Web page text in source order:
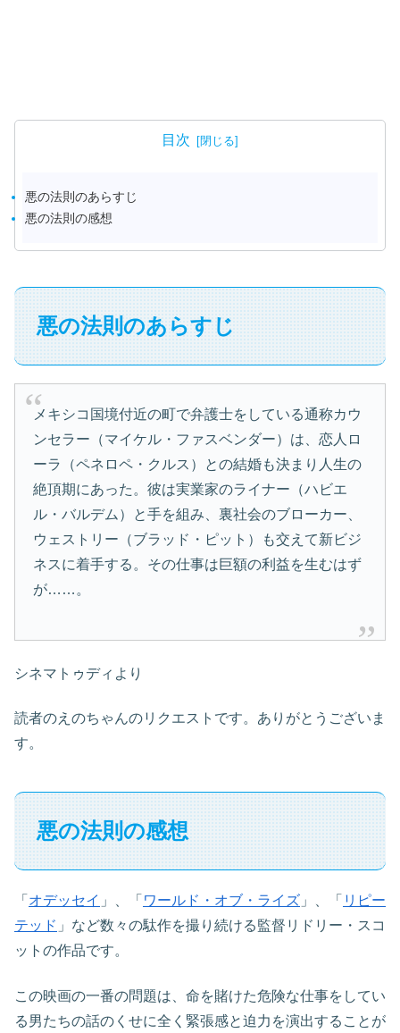
目次
悪の法則のあらすじ
悪の法則の感想
悪の法則のあらすじ
メキシコ国境付近の町で弁護士をしている通称カウ
ンセラー（マイケル・ファスベンダー）は、恋人ロ
ーラ（ペネロペ・クルス）との結婚も決まり人生の
絶頂期にあった。彼は実業家のライナー（ハビエ
ル・バルデム）と手を組み、裏社会のブローカー、
ウェストリー（ブラッド・ピット）も交えて新ビジ
ネスに着手する。その仕事は巨額の利益を生むはず
が……。
シネマトゥディより
読者のえのちゃんのリクエストです。ありがとうございま
す。
悪の法則の感想
「 オデッセイ 」、「 ワールド・オブ・ライズ 」、「 リピー
テッド 」など数々の駄作を撮り続ける監督リドリー・スコ
ットの作品です。
この映画の一番の問題は、命を賭けた危険な仕事をしてい
る男たちの話のくせに全く緊張感と迫力を演出することが